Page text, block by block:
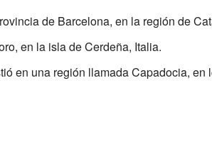
de Barcelona, en la región de
en la isla de Cerdeña, Italia.
en una región llamada Capadocia, en